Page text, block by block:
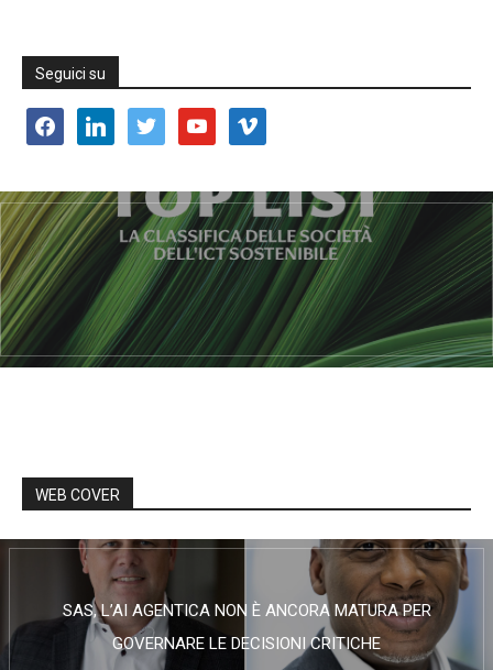
Seguici su
facebooklinkedin twitter youtube vimeo
WEB COVER
SAS, L’AI AGENTICA NON È ANCORA MATURA PER
GOVERNARE LE DECISIONI CRITICHE